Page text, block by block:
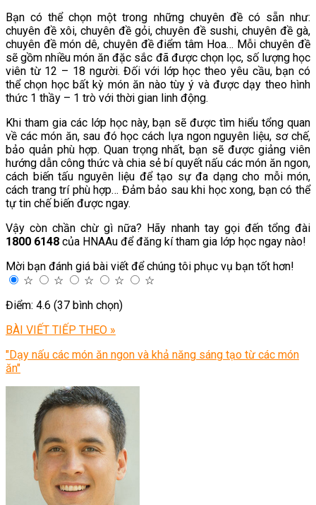
Bạn có thể chọn một trong những chuyên đề có sẵn như:
chuyên đề xôi, chuyên đề gỏi, chuyên đề sushi, chuyên đề gà,
chuyên đề món dê, chuyên đề điểm tâm Hoa… Mỗi chuyên đề
sẽ gồm nhiều món ăn đặc sắc đã được chọn lọc, số lượng học
viên từ 12 – 18 người. Đối với lớp học theo yêu cầu, bạn có
thể chọn học bất kỳ món ăn nào tùy ý và được dạy theo hình
thức 1 thầy – 1 trò với thời gian linh động.
Khi tham gia các lớp học này, bạn sẽ được tìm hiểu tổng quan
về các món ăn, sau đó học cách lựa ngon nguyên liệu, sơ chế,
bảo quản phù hợp. Quan trọng nhất, bạn sẽ được giảng viên
hướng dẫn công thức và chia sẻ bí quyết nấu các món ăn ngon,
cách biến tấu nguyên liệu để tạo sự đa dạng cho mỗi món,
cách trang trí phù hợp… Đảm bảo sau khi học xong, bạn có thể
tự tin chế biến được ngay.
Vậy còn chần chừ gì nữa? Hãy nhanh tay gọi đến tổng đài
1800 6148 của HNAAu để đăng kí tham gia lớp học ngay nào!
Mời bạn đánh giá bài viết để chúng tôi phục vụ bạn tốt hơn!
☆
☆ ☆ ☆
☆
Điểm: 4.6 (37 bình chọn)
BÀI VIẾT TIẾP THEO »
"Dạy nấu các món ăn ngon và khả năng sáng tạo từ các món
ăn"